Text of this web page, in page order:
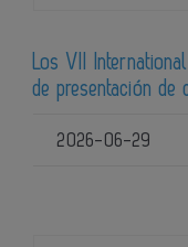
Los VII
de presentación de
2026-06-29